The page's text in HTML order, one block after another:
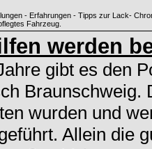
- Erfahrungen - Tipps zur Lack-
Fahrzeug.
werden
gibt es den
Braunschweig.
wurden und
Allein die